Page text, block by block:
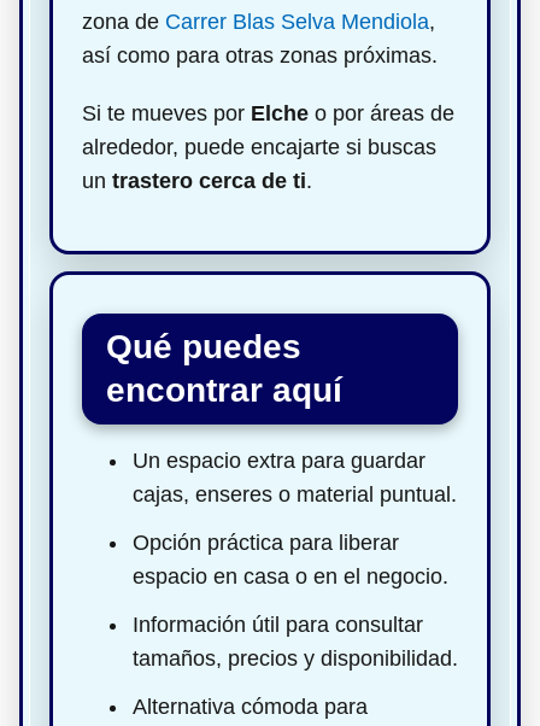
zona de Carrer Blas Selva Mendiola,
así como para otras zonas próximas.
Si te mueves por Elche o por áreas de
alrededor, puede encajarte si buscas
un trastero cerca de ti.
Qué puedes
encontrar aquí
Un espacio extra para guardar
cajas, enseres o material puntual.
Opción práctica para liberar
espacio en casa o en el negocio.
Información útil para consultar
tamaños, precios y disponibilidad.
Alternativa cómoda para